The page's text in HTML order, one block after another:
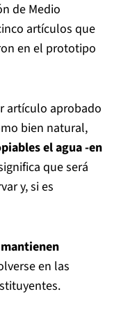
de Medio
artículos que
en el prototipo
artículo aprobado
bien natural,
el agua-en
que será
y, si es
en las